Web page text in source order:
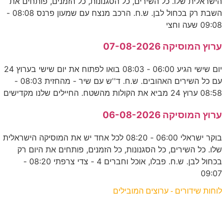
השבת רק בכחול לבן. ש.ח. הרכב מנצח עם שמעון פרנס 08:08 -
09:08 שעה וחצי
ערוץ המוסיקה 07-08-2026
יום שישי הגיע 06:00 - 08:03 בואו לפתוח את יום שישי בערוץ 24
עם כל השירים האהובים. ש.ח. ד''ש עם שיר - מהחזית 08:03 -
08:58 ערוץ 24 מביא את הקולות מהשטח. החיילים שלנו מקדישים
ערוץ המוסיקה 06-08-2026
בוקר ישראלי 06:00 - 08:20 לכל אחד יש את המוסיקה הישראלית
שלו. כל השירים, כל הסגנונות, כל הזמנים, פותחים את היום רק
בכחול לבן. ש.ח. פבלו, אוכל וחברים 4 - צדי צרפתי 08:20 -
09:07
לוחות שידורים - ערוצים המובילים